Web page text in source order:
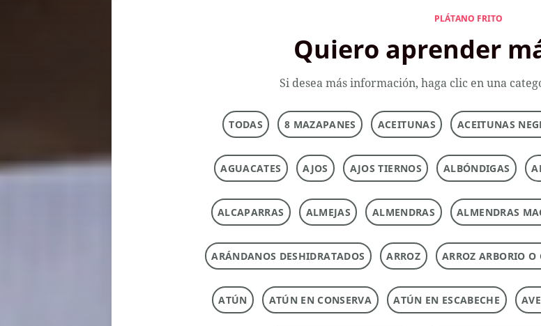
PLÁTANO FRITO
Quiero aprender
Si desea más información, haga clic en una
TODAS 8 MAZAPANES ACEITUNAS ACEITUNAS
AGUACATES AJOS AJOS TIERNOS ALBÓNDIGAS
ALCAPARRAS ALMEJAS ALMENDRAS ALMENDRAS
ARÁNDANOS DESHIDRATADOS ARROZ ARROZ ARBORIO O
ATÚN ATÚN EN CONSERVA ATÚN EN ESCABECHE